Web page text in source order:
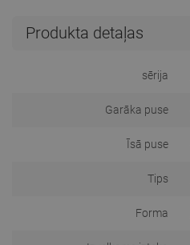
Produkta detaļas
sērija
Garāka puse
Īsā puse
Tips
Forma